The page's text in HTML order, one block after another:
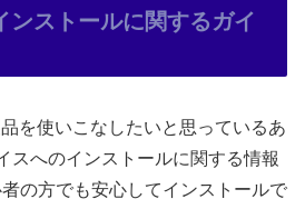
ンストールに関するガイ
を使いこなしたいと思っているあ
スへのインストールに関する情報
の方でも安心してインストールで